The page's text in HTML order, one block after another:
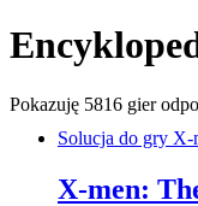
Pokazuję 5816 gier
Solucja do gry
X-men: